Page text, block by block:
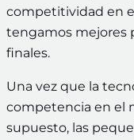
competitividad en
tengamos mejores
finales.
Una vez que la
competencia en el
supuesto, las